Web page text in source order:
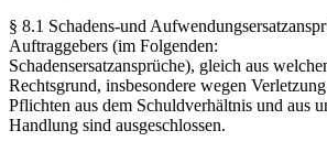
§ 8.1 Schadens-und
Auftraggebers (im Folgenden:
Schadensersatzansprüche), gleich aus
Rechtsgrund, insbesondere wegen
Pflichten aus dem Schuldverhältnis und aus
Handlung sind ausgeschlossen.